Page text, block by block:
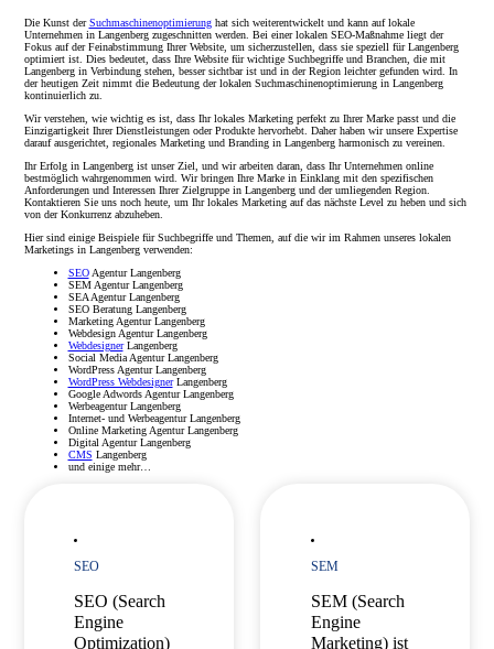
Die Kunst derSuchmaschinenoptimierunghat sich weiterentwickelt und kann auf lokale
Unternehmen in Langenberg zugeschnitten werden. Bei einer lokalen SEO-Maßnahme liegt der
Fokus auf der Feinabstimmung Ihrer Website, um sicherzustellen, dass sie speziell für Langenberg
optimiert ist. Dies bedeutet, dass Ihre Website für wichtige Suchbegriffe und Branchen, die mit
Langenberg in Verbindung stehen, besser sichtbar ist und in der Region leichter gefunden wird. In
der heutigen Zeit nimmt die Bedeutung der lokalen Suchmaschinenoptimierung in Langenberg
kontinuierlich zu.
Wir verstehen, wie wichtig es ist, dass Ihr lokales Marketing perfekt zu Ihrer Marke passt und die
Einzigartigkeit Ihrer Dienstleistungen oder Produkte hervorhebt. Daher haben wir unsere Expertise
darauf ausgerichtet, regionales Marketing und Branding in Langenberg harmonisch zu vereinen.
Ihr Erfolg in Langenberg ist unser Ziel, und wir arbeiten daran, dass Ihr Unternehmen online
bestmöglich wahrgenommen wird. Wir bringen Ihre Marke in Einklang mit den spezifischen
Anforderungen und Interessen Ihrer Zielgruppe in Langenberg und der umliegenden Region.
Kontaktieren Sie uns noch heute, um Ihr lokales Marketing auf das nächste Level zu heben und sich
von der Konkurrenz abzuheben.
Hier sind einige Beispiele für Suchbegriffe und Themen, auf die wir im Rahmen unseres lokalen
Marketings in Langenberg verwenden:
SEOAgentur Langenberg
SEM Agentur Langenberg
SEA Agentur Langenberg
SEO Beratung Langenberg
Marketing Agentur Langenberg
Webdesign Agentur Langenberg
WebdesignerLangenberg
Social Media Agentur Langenberg
WordPress Agentur Langenberg
WordPress WebdesignerLangenberg
Google Adwords Agentur Langenberg
Werbeagentur Langenberg
Internet- und Werbeagentur Langenberg
Online Marketing Agentur Langenberg
Digital Agentur Langenberg
CMS Langenberg
und einige mehr…
SEO
SEO (Search
Engine
Optimization)
SEM
SEM (Search
Engine
Marketing) ist